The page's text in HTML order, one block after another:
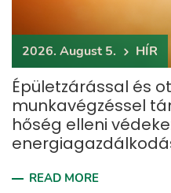
2026. August 5. HÍR
Épületzárással és
munkavégzéssel
hőség elleni
READ MORE